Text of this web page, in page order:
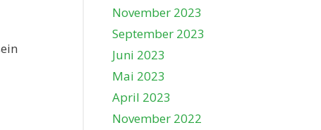
November 2023
September 2023
Juni 2023
Mai 2023
April 2023
November 2022